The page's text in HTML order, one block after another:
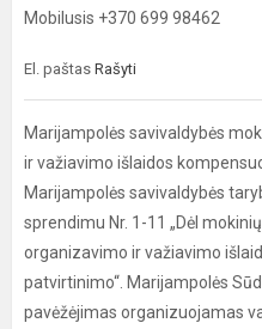
Mobilusis +370 699 98462
El. paštas Rašyti
Marijampolės savivaldybės
ir važiavimo išlaidos
Marijampolės savivaldybės
sprendimu Nr. 1-11 „Dėl
organizavimo ir važiavimo
patvirtinimo“. Marijampolės
pavėžėjimas organizuojamas